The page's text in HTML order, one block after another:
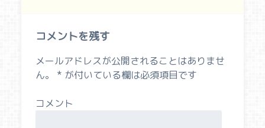
コメントを残す
メールアドレスが公開されることはありませ
ん。
* が付いている欄は必須項目です
コメント